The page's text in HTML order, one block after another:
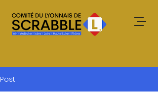
Post